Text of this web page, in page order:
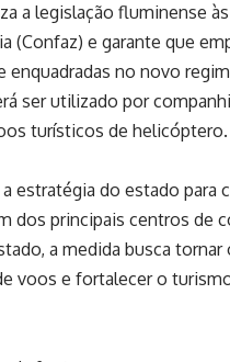
a legislação fluminense
(Confaz) e garante que
no novo
ser utilizado por
turísticos de
estratégia do estado
dos principais centros de
a medida busca
voos e fortalecer o